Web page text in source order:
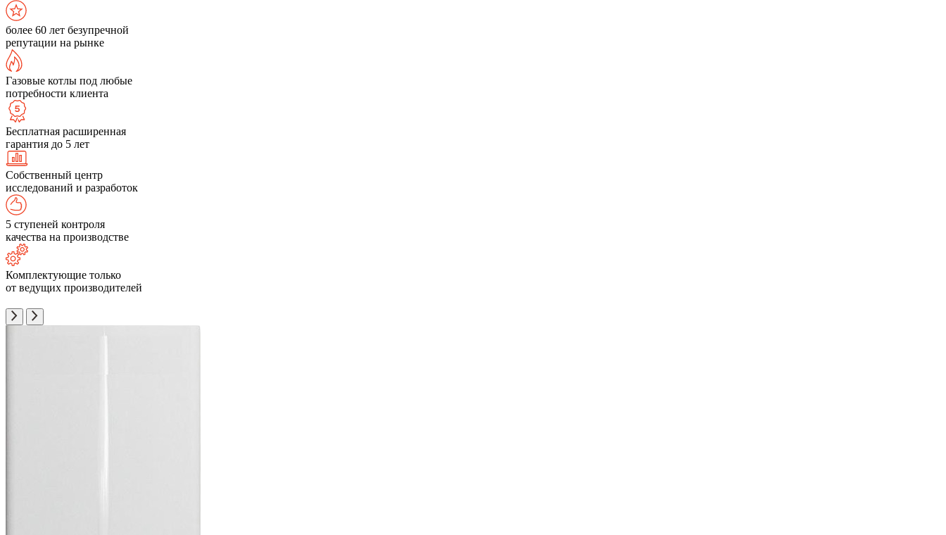
более 60 лет безупречной
репутации на рынке
Газовые котлы под любые
потребности клиента
Бесплатная расширенная
гарантия до 5 лет
Собственный центр
исследований и разработок
5 ступеней контроля
качества на производстве
Комплектующие только
от ведущих производителей